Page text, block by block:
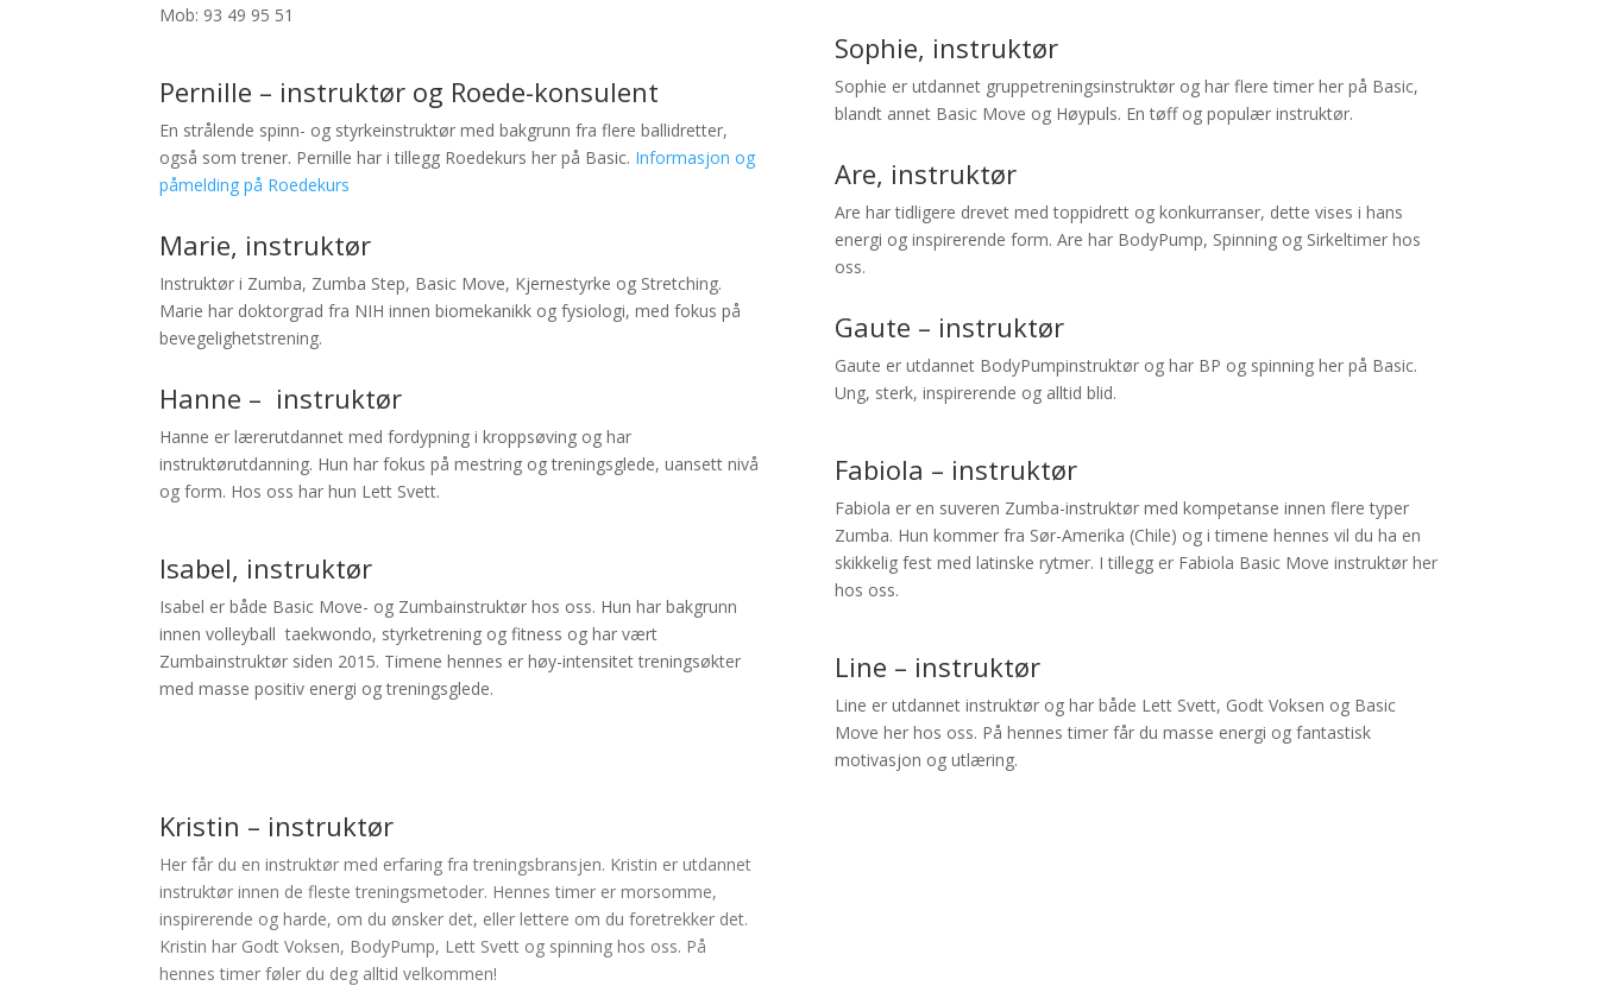
Mob: 93 49 95 51
Pernille – instruktør og Roede-konsulent
En strålende spinn- og styrkeinstruktør med bakgrunn fra flere ballidretter,
også som trener. Pernille har i tillegg Roedekurs her på Basic. Informasjon og
påmelding på Roedekurs
Marie, instruktør
Instruktør i Zumba, Zumba Step, Basic Move, Kjernestyrke og Stretching.
Marie har doktorgrad fra NIH innen biomekanikk og fysiologi, med fokus på
bevegelighetstrening.
Hanne – instruktør
Hanne er lærerutdannet med fordypning i kroppsøving og har
instruktørutdanning. Hun har fokus på mestring og treningsglede, uansett nivå
og form. Hos oss har hun Lett Svett.
Isabel, instruktør
Isabel er både Basic Move- og Zumbainstruktør hos oss. Hun har bakgrunn
innen volleyball taekwondo, styrketrening og fitness og har vært
Zumbainstruktør siden 2015. Timene hennes er høy-intensitet treningsøkter
med masse positiv energi og treningsglede.
Kristin – instruktør
Her får du en instruktør med erfaring fra treningsbransjen. Kristin er utdannet
instruktør innen de fleste treningsmetoder. Hennes timer er morsomme,
inspirerende og harde, om du ønsker det, eller lettere om du foretrekker det.
Kristin har Godt Voksen, BodyPump, Lett Svett og spinning hos oss. På
hennes timer føler du deg alltid velkommen!
Sophie, instruktør
Sophie er utdannet gruppetreningsinstruktør og har flere timer her på Basic,
blandt annet Basic Move og Høypuls. En tøff og populær instruktør.
Are, instruktør
Are har tidligere drevet med toppidrett og konkurranser, dette vises i hans
energi og inspirerende form. Are har BodyPump, Spinning og Sirkeltimer hos
oss.
Gaute – instruktør
Gaute er utdannet BodyPumpinstruktør og har BP og spinning her på Basic.
Ung, sterk, inspirerende og alltid blid.
Fabiola – instruktør
Fabiola er en suveren Zumba-instruktør med kompetanse innen flere typer
Zumba. Hun kommer fra Sør-Amerika (Chile) og i timene hennes vil du ha en
skikkelig fest med latinske rytmer. I tillegg er Fabiola Basic Move instruktør her
hos oss.
Line – instruktør
Line er utdannet instruktør og har både Lett Svett, Godt Voksen og Basic
Move her hos oss. På hennes timer får du masse energi og fantastisk
motivasjon og utlæring.